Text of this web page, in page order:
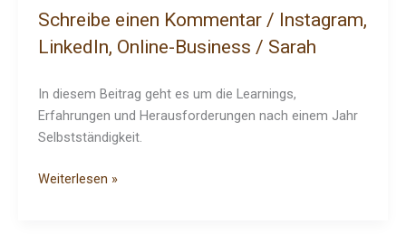
Schreibe einen Kommentar / Instagram,
LinkedIn, Online-Business / Sarah
In diesem Beitrag geht es um die Learnings,
Erfahrungen und Herausforderungen nach einem Jahr
Selbstständigkeit.
Weiterlesen »